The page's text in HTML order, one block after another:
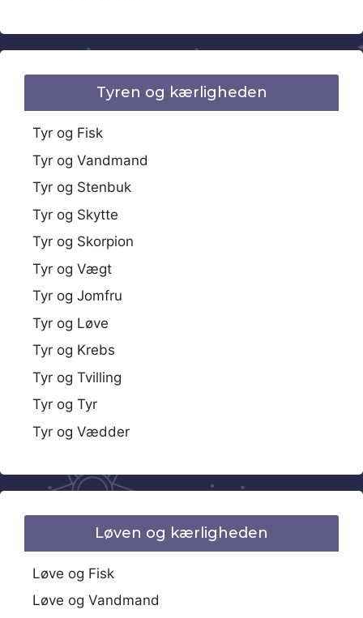
Tyren og kærligheden
Tyr og Fisk
Tyr og Vandmand
Tyr og Stenbuk
Tyr og Skytte
Tyr og Skorpion
Tyr og Vægt
Tyr og Jomfru
Tyr og Løve
Tyr og Krebs
Tyr og Tvilling
Tyr og Tyr
Tyr og Vædder
Løven og kærligheden
Løve og Fisk
Løve og Vandmand